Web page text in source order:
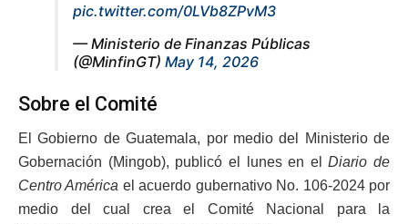
pic.twitter.com/0LVb8ZPvM3
— Ministerio de Finanzas Públicas
(@MinfinGT) May 14, 2026
Sobre el Comité
El Gobierno de Guatemala, por medio del Ministerio de
Gobernación (Mingob), publicó el lunes en elDiario de
Centro América el acuerdo gubernativo No. 106-2024 por
medio del cual crea el Comité Nacional para la